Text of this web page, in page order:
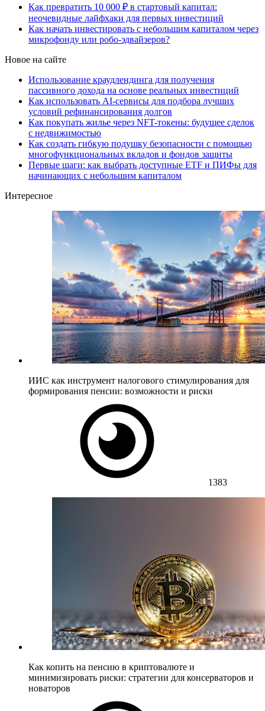
Как превратить 10 000 ₽ в стартовый капитал:
неочевидные лайфхаки для первых инвестиций
Как начать инвестировать с небольшим капиталом через
микрофонду или робо-эдвайзеров?
Новое на сайте
Использование краудлендинга для получения
пассивного дохода на основе реальных инвестиций
Как использовать AI-сервисы для подбора лучших
условий рефинансирования долгов
Как покупать жилье через NFT-токены: будущее сделок
с недвижимостью
Как создать гибкую подушку безопасности с помощью
многофункциональных вкладов и фондов защиты
Первые шаги: как выбрать доступные ETF и ПИФы для
начинающих с небольшим капиталом
Интересное
ИИС как инструмент налогового стимулирования для
формирования пенсии: возможности и риски
1383
Как копить на пенсию в криптовалюте и
минимизировать риски: стратегии для консерваторов и
новаторов